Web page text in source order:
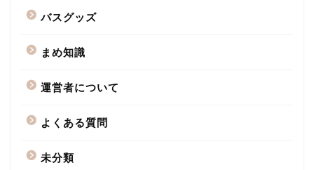
バスグッズ
まめ知識
運営者について
よくある質問
未分類